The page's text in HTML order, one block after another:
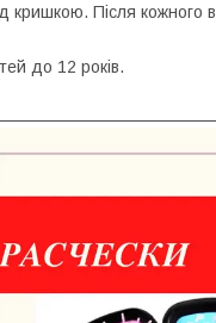
кришкою. Після кожного
до 12 років.